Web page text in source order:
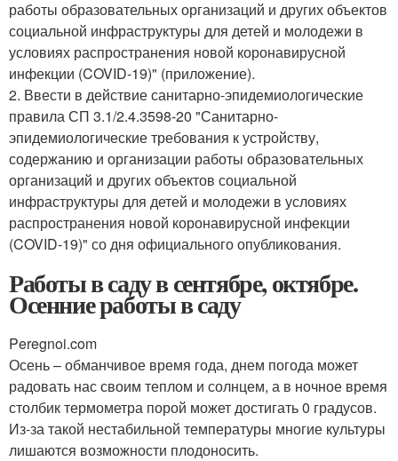
работы образовательных организаций и других объектов
социальной инфраструктуры для детей и молодежи в
условиях распространения новой коронавирусной
инфекции (COVID-19)" (приложение).
2. Ввести в действие санитарно-эпидемиологические
правила СП 3.1/2.4.3598-20 "Санитарно-
эпидемиологические требования к устройству,
содержанию и организации работы образовательных
организаций и других объектов социальной
инфраструктуры для детей и молодежи в условиях
распространения новой коронавирусной инфекции
(COVID-19)" со дня официального опубликования.
Работы в саду в сентябре, октябре.
Осенние работы в саду
Peregnoi.com
Осень – обманчивое время года, днем погода может
радовать нас своим теплом и солнцем, а в ночное время
столбик термометра порой может достигать 0 градусов.
Из-за такой нестабильной температуры многие культуры
лишаются возможности плодоносить.